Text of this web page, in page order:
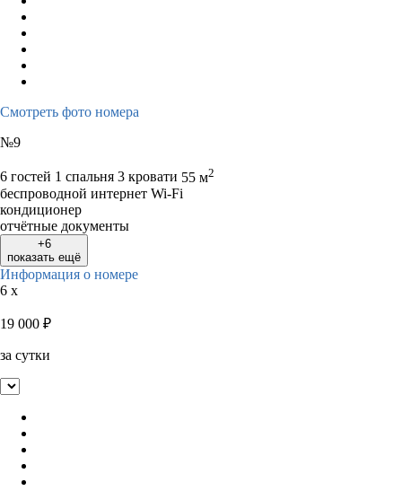
Смотреть фото номера
№9
6 гостей 1 спальня 3 кровати 55 м2
беспроводной интернет Wi-Fi
кондиционер
отчётные документы
+6
показать ещё
Информация о номере
6 x
19 000 ₽
за сутки